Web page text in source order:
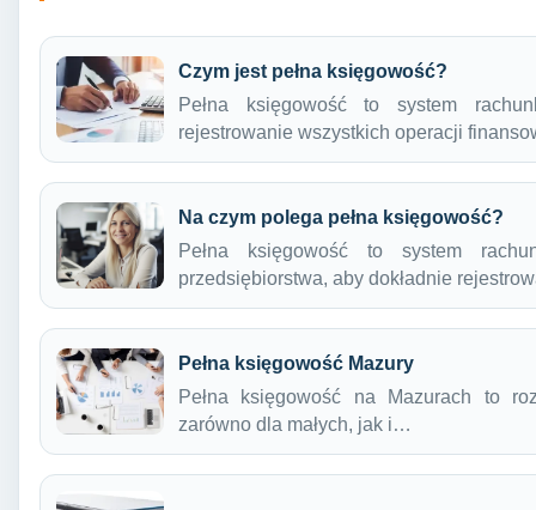
Czym jest pełna księgowość?
Pełna księgowość to system
rejestrowanie wszystkich operacji
Na czym polega pełna księgowość?
Pełna księgowość to system
przedsiębiorstwa, aby dokładnie
Pełna księgowość Mazury
Pełna księgowość na Mazurach to
zarówno dla małych, jak i…